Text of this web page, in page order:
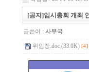
[공지]임시총회 개최
글쓴이 : 사무국
위임장.doc (33.0K) [4]